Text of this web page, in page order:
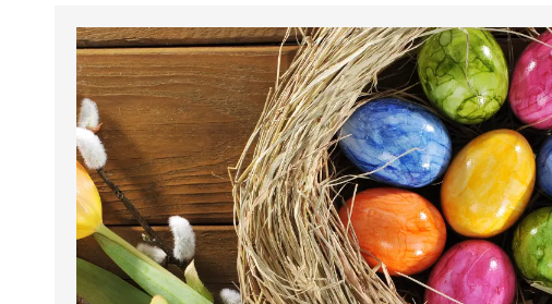
Ajankohtaista
Tältä sivulta löydät Vestian ajankohtaiset
mahdolliset poikkeukset aukioloajoissa ja
tapahtumat.
PagePagePagePage